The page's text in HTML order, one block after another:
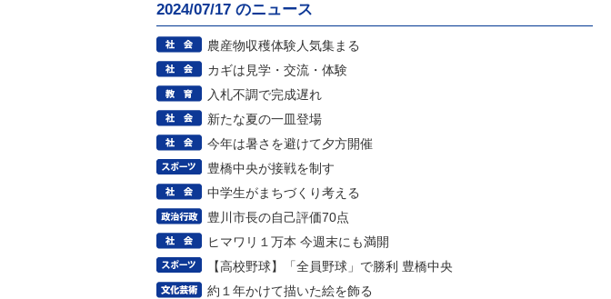
2024/07/17 のニュース
農産物収穫体験人気集まる
カギは見学・交流・体験
入札不調で完成遅れ
新たな夏の一皿登場
今年は暑さを避けて夕方開催
豊橋中央が接戦を制す
中学生がまちづくり考える
豊川市長の自己評価70点
ヒマワリ１万本 今週末にも満開
【高校野球】「全員野球」で勝利 豊橋中央
約１年かけて描いた絵を飾る